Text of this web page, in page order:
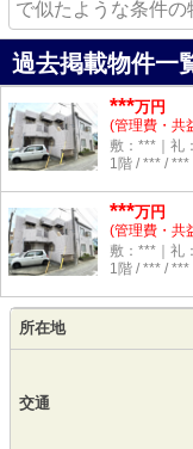
で似たような条件の
過去掲載物件一
***万円
(管理費・共
敷：***｜礼
1階 / *** / ***
***万円
(管理費・共
敷：***｜礼
1階 / *** / ***
所在地
交通